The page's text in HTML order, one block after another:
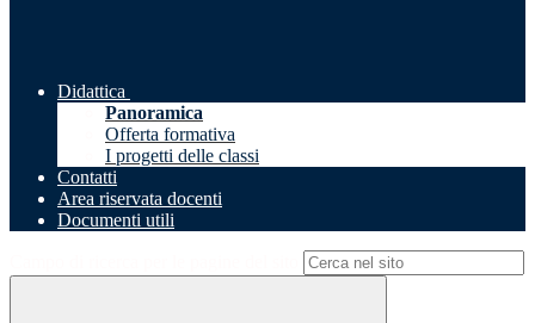
Didattica
Panoramica
Offerta formativa
I progetti delle classi
Contatti
Area riservata docenti
Documenti utili